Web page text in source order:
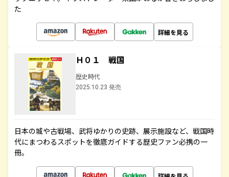
た
詳細を見る
Ｈ０１ 戦国
歴史時代
2025.10.23 発売
日本の城や古戦場、武将ゆかりの史跡、展示施設など、戦国時
代にまつわるスポットを徹底ガイドする歴史ファン必携の一
冊。